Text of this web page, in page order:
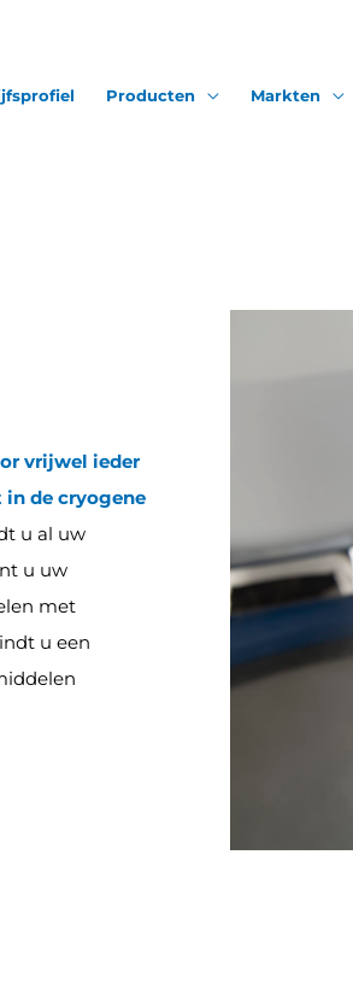
Producten Markten
vrijwel ieder
de cryogene
u al uw
u uw
met
u een